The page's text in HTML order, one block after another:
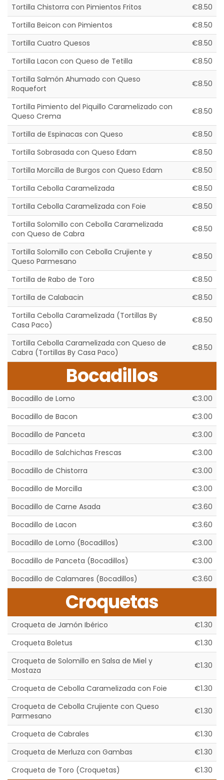
Tortilla Chistorra con Pimientos Fritos
€8.50
Tortilla Beicon con Pimientos
€8.50
Tortilla Cuatro Quesos
€8.50
Tortilla Lacon con Queso de Tetilla
€8.50
Tortilla Salmón Ahumado con Queso
Roquefort
€8.50
Tortilla Pimiento del Piquillo Caramelizado con
Queso Crema
€8.50
Tortilla de Espinacas con Queso
€8.50
Tortilla Sobrasada con Queso Edam
€8.50
Tortilla Morcilla de Burgos con Queso Edam
€8.50
Tortilla Cebolla Caramelizada
€8.50
Tortilla Cebolla Caramelizada con Foie
€8.50
Tortilla Solomillo con Cebolla Caramelizada
con Queso de Cabra
€8.50
Tortilla Solomillo con Cebolla Crujiente y
Queso Parmesano
€8.50
Tortilla de Rabo de Toro
€8.50
Tortilla de Calabacin
€8.50
Tortilla Cebolla Caramelizada (Tortillas By
Casa Paco)
€8.50
Tortilla Cebolla Caramelizada con Queso de
Cabra (Tortillas By Casa Paco)
€8.50
Bocadillos
Bocadillo de Lomo
€3.00
Bocadillo de Bacon
€3.00
Bocadillo de Panceta
€3.00
Bocadillo de Salchichas Frescas
€3.00
Bocadillo de Chistorra
€3.00
Bocadillo de Morcilla
€3.00
Bocadillo de Carne Asada
€3.60
Bocadillo de Lacon
€3.60
Bocadillo de Lomo (Bocadillos)
€3.00
Bocadillo de Panceta (Bocadillos)
€3.00
Bocadillo de Calamares (Bocadillos)
€3.60
Croquetas
Croqueta de Jamón Ibérico
€1.30
Croqueta Boletus
€1.30
Croqueta de Solomillo en Salsa de Miel y
Mostaza
€1.30
Croqueta de Cebolla Caramelizada con Foie
€1.30
Croqueta de Cebolla Crujiente con Queso
Parmesano
€1.30
Croqueta de Cabrales
€1.30
Croqueta de Merluza con Gambas
€1.30
Croqueta de Toro (Croquetas)
€1.30